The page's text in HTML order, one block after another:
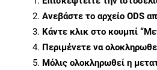
Ανεβάστε το αρχείο ODS
Κάντε κλικ στο κουμπί
Περιμένετε να
Μόλις ολοκληρωθεί η